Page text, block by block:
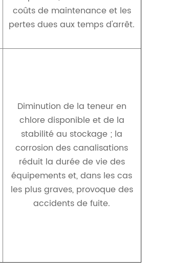
coûts de maintenance et les
pertes dues aux temps d'arrêt.
Diminution de la teneur en
chlore disponible et de la
stabilité au stockage ; la
corrosion des canalisations
réduit la durée de vie des
équipements et, dans les cas
les plus graves, provoque des
accidents de fuite.